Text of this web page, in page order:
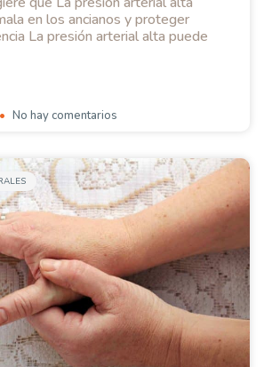
en los ancianos y proteger
La presión arterial alta puede
No hay comentarios